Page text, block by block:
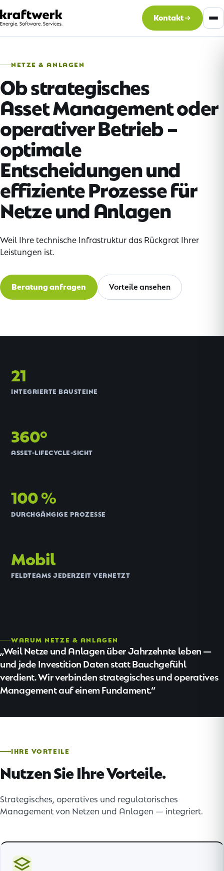
Kontakt
NETZE & ANLAGEN
Ob strategisches
Asset Management oder
operativer Betrieb –
optimale
Entscheidungen und
effiziente Prozesse für
Netze und Anlagen
Weil Ihre technische Infrastruktur das Rückgrat Ihrer
Leistungen ist.
Beratung anfragen Vorteile ansehen
21
INTEGRIERTE BAUSTEINE
360°
ASSET-LIFECYCLE-SICHT
100 %
DURCHGÄNGIGE PROZESSE
Mobil
FELDTEAMS JEDERZEIT VERNETZT
WARUM NETZE & ANLAGEN
Weil Netze und Anlagen über Jahrzehnte leben —
und jede Investition Daten statt Bauchgefühl
verdient. Wir verbinden strategisches und operatives
Management auf einem Fundament.
IHRE VORTEILE
Nutzen Sie Ihre Vorteile.
Strategisches, operatives und regulatorisches
Management von Netzen und Anlagen — integriert.